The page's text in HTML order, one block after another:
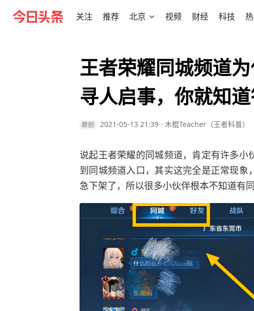
关注 推荐 北京 视频 财经 科技
王者荣耀同城频道
寻人启事，你就知
原创 2021-05-13 21:39 · 木棍Teacher（王者科普）
说起王者荣耀的同城频道，肯定有许多
到同城频道入口，其实这完全是正常现
急下架了，所以很多小伙伴根本不知道有